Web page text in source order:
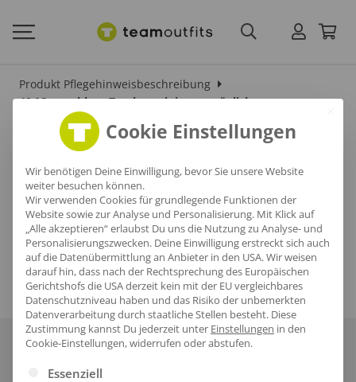
Produkt Pflegehinweisbeschreibung
40 °C waschbar, Trockenreinigung möglich
40 °C waschbar,
Trockenreinigung
möglich
Über unsHäufige FragenReferenzenKarriere
Cookie Einstellungen
Wir benötigen Deine Einwilligung, bevor Sie unsere Website
weiter besuchen können.
Wir verwenden Cookies für grundlegende Funktionen der
Website sowie zur Analyse und Personalisierung. Mit Klick auf
„Alle akzeptieren“ erlaubst Du uns die Nutzung zu Analyse- und
Personalisierungszwecken. Deine Einwilligung erstreckt sich auch
auf die Datenübermittlung an Anbieter in den USA. Wir weisen
darauf hin, dass nach der Rechtsprechung des Europäischen
Gerichtshofs die USA derzeit kein mit der EU vergleichbares
Datenschutzniveau haben und das Risiko der unbemerkten
Datenverarbeitung durch staatliche Stellen besteht. Diese
Zustimmung kannst Du jederzeit unter Einstellungen in den
Cookie-Einstellungen, widerrufen oder abstufen.
Es folgt eine Liste der Service-Gruppen, für die eine
Essenziell